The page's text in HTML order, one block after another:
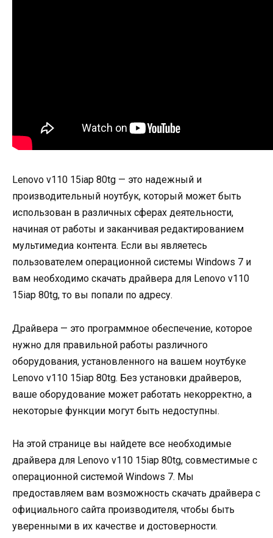
Lenovo v110 15iap 80tg — это надежный и
производительный ноутбук, который может быть
использован в различных сферах деятельности,
начиная от работы и заканчивая редактированием
мультимедиа контента. Если вы являетесь
пользователем операционной системы Windows 7 и
вам необходимо скачать драйвера для Lenovo v110
15iap 80tg, то вы попали по адресу.
Драйвера — это программное обеспечение, которое
нужно для правильной работы различного
оборудования, установленного на вашем ноутбуке
Lenovo v110 15iap 80tg. Без установки драйверов,
ваше оборудование может работать некорректно, а
некоторые функции могут быть недоступны.
На этой странице вы найдете все необходимые
драйвера для Lenovo v110 15iap 80tg, совместимые с
операционной системой Windows 7. Мы
предоставляем вам возможность скачать драйвера с
официального сайта производителя, чтобы быть
уверенными в их качестве и достоверности.